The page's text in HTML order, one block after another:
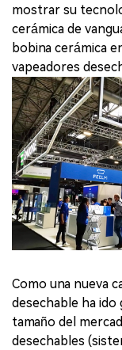
mostrar su
cerámica de
bobina cerámica
vapeadores
Como una nueva
desechable ha ido
tamaño del
desechables